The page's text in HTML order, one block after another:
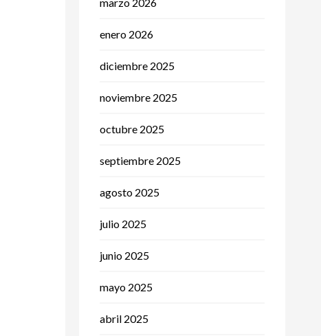
enero 2026
diciembre 2025
noviembre 2025
octubre 2025
septiembre 2025
agosto 2025
julio 2025
junio 2025
mayo 2025
abril 2025